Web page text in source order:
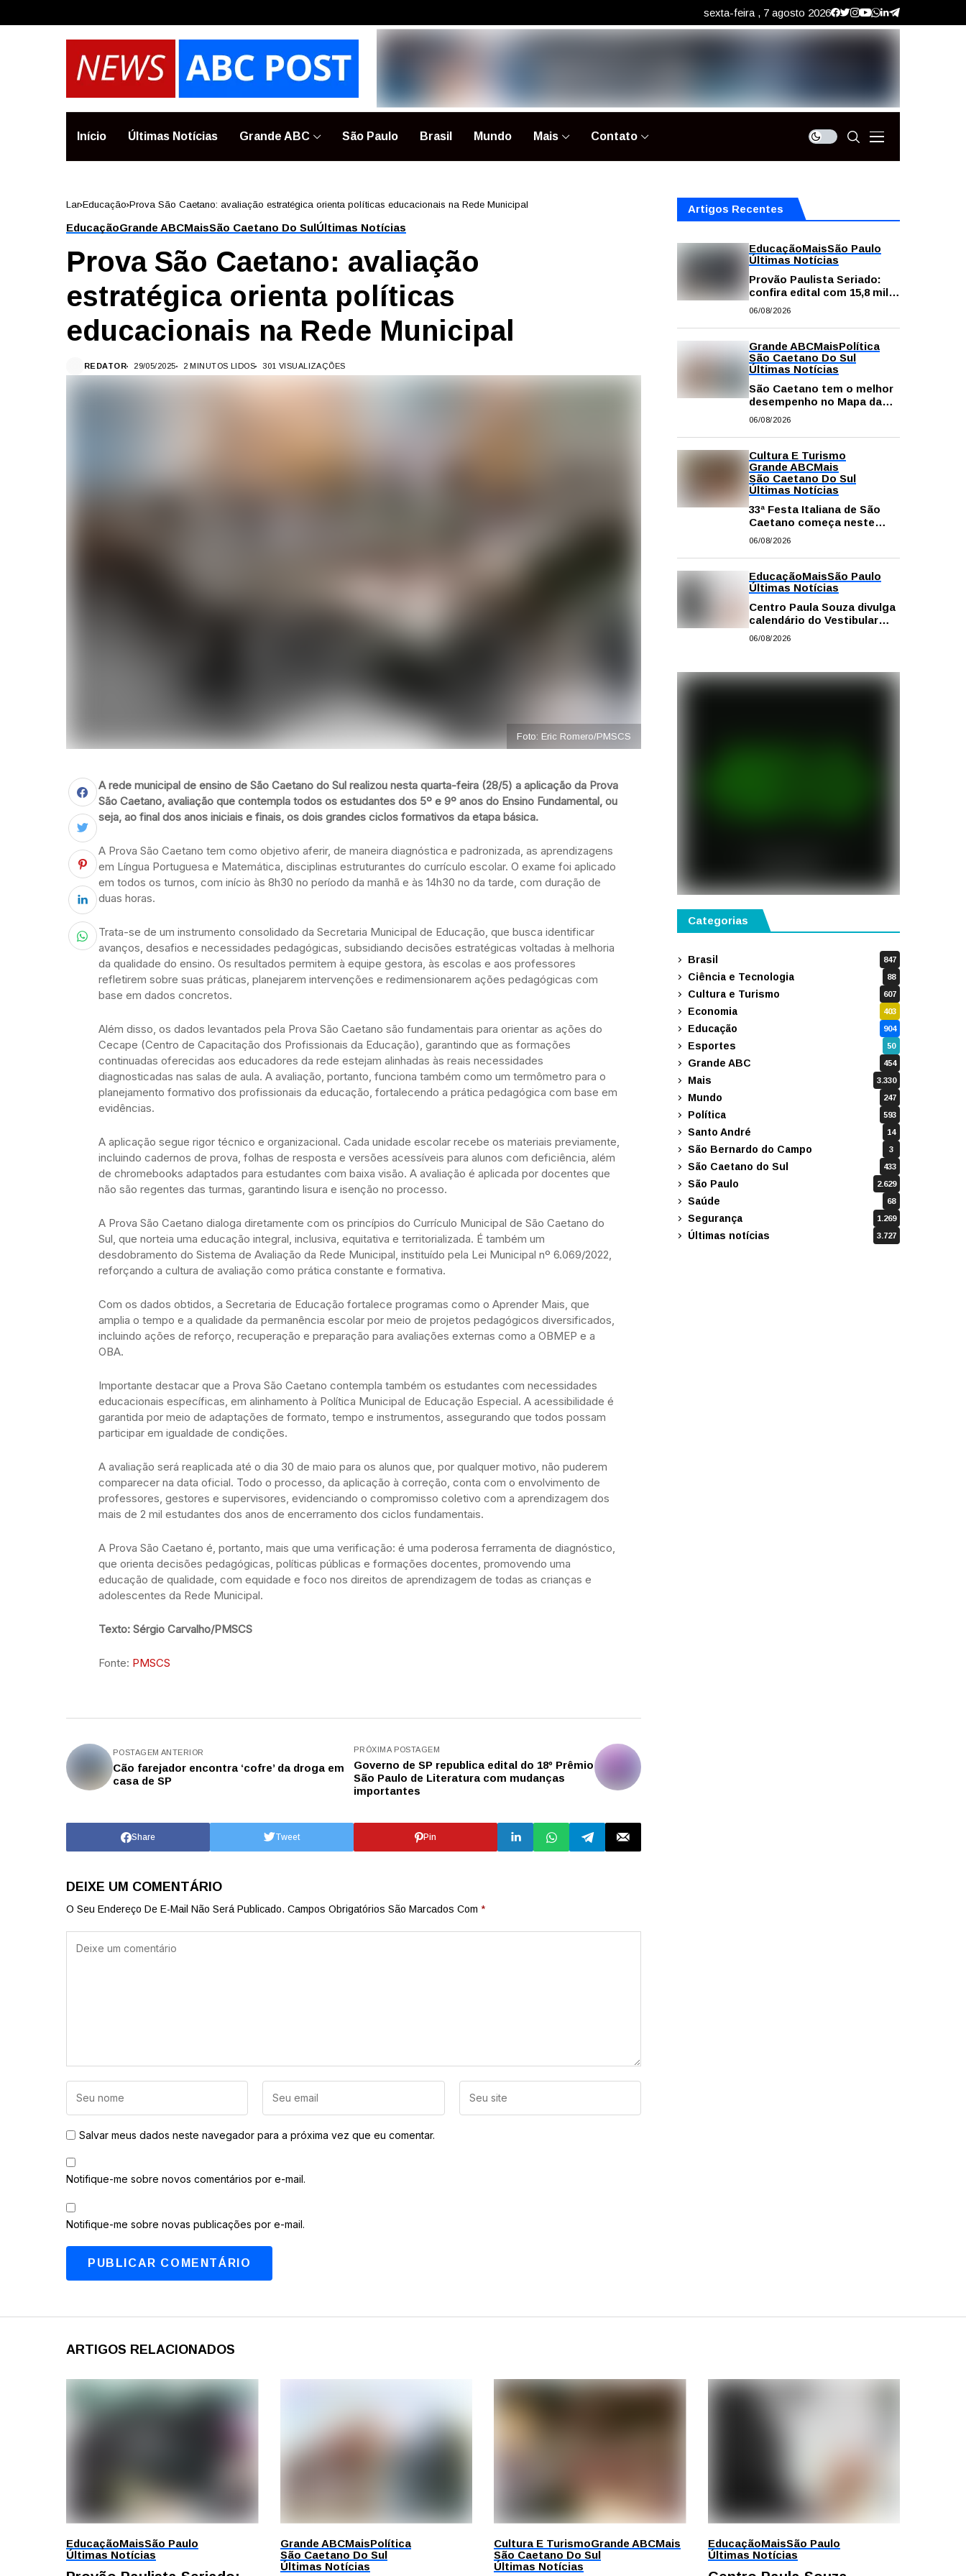
sexta-feira , 7 agosto 2026
Início Últimas Notícias Grande ABC São Paulo Brasil Mundo Mais Contato
Lar Educação Prova São Caetano: avaliação estratégica orienta políticas educacionais na Rede Municipal
EducaçãoGrande ABCMaisSão Caetano Do SulÚltimas Notícias
Prova São Caetano: avaliação
estratégica orienta políticas
educacionais na Rede Municipal
REDATOR 29/05/2025 2 MINUTOS LIDOS 301 VISUALIZAÇÕES
Foto: Eric Romero/PMSCS
A rede municipal de ensino de São Caetano do Sul realizou nesta quarta-feira (28/5) a aplicação da Prova
São Caetano, avaliação que contempla todos os estudantes dos 5º e 9º anos do Ensino Fundamental, ou
seja, ao final dos anos iniciais e finais, os dois grandes ciclos formativos da etapa básica.
A Prova São Caetano tem como objetivo aferir, de maneira diagnóstica e padronizada, as aprendizagens
em Língua Portuguesa e Matemática, disciplinas estruturantes do currículo escolar. O exame foi aplicado
em todos os turnos, com início às 8h30 no período da manhã e às 14h30 no da tarde, com duração de
duas horas.
Trata-se de um instrumento consolidado da Secretaria Municipal de Educação, que busca identificar
avanços, desafios e necessidades pedagógicas, subsidiando decisões estratégicas voltadas à melhoria
da qualidade do ensino. Os resultados permitem à equipe gestora, às escolas e aos professores
refletirem sobre suas práticas, planejarem intervenções e redimensionarem ações pedagógicas com
base em dados concretos.
Além disso, os dados levantados pela Prova São Caetano são fundamentais para orientar as ações do
Cecape (Centro de Capacitação dos Profissionais da Educação), garantindo que as formações
continuadas oferecidas aos educadores da rede estejam alinhadas às reais necessidades
diagnosticadas nas salas de aula. A avaliação, portanto, funciona também como um termômetro para o
planejamento formativo dos profissionais da educação, fortalecendo a prática pedagógica com base em
evidências.
A aplicação segue rigor técnico e organizacional. Cada unidade escolar recebe os materiais previamente,
incluindo cadernos de prova, folhas de resposta e versões acessíveis para alunos com deficiência, além
de chromebooks adaptados para estudantes com baixa visão. A avaliação é aplicada por docentes que
não são regentes das turmas, garantindo lisura e isenção no processo.
A Prova São Caetano dialoga diretamente com os princípios do Currículo Municipal de São Caetano do
Sul, que norteia uma educação integral, inclusiva, equitativa e territorializada. É também um
desdobramento do Sistema de Avaliação da Rede Municipal, instituído pela Lei Municipal nº 6.069/2022,
reforçando a cultura de avaliação como prática constante e formativa.
Com os dados obtidos, a Secretaria de Educação fortalece programas como o Aprender Mais, que
amplia o tempo e a qualidade da permanência escolar por meio de projetos pedagógicos diversificados,
incluindo ações de reforço, recuperação e preparação para avaliações externas como a OBMEP e a
OBA.
Importante destacar que a Prova São Caetano contempla também os estudantes com necessidades
educacionais específicas, em alinhamento à Política Municipal de Educação Especial. A acessibilidade é
garantida por meio de adaptações de formato, tempo e instrumentos, assegurando que todos possam
participar em igualdade de condições.
A avaliação será reaplicada até o dia 30 de maio para os alunos que, por qualquer motivo, não puderem
comparecer na data oficial. Todo o processo, da aplicação à correção, conta com o envolvimento de
professores, gestores e supervisores, evidenciando o compromisso coletivo com a aprendizagem dos
mais de 2 mil estudantes dos anos de encerramento dos ciclos fundamentais.
A Prova São Caetano é, portanto, mais que uma verificação: é uma poderosa ferramenta de diagnóstico,
que orienta decisões pedagógicas, políticas públicas e formações docentes, promovendo uma
educação de qualidade, com equidade e foco nos direitos de aprendizagem de todas as crianças e
adolescentes da Rede Municipal.
Texto: Sérgio Carvalho/PMSCS
Fonte: PMSCS
POSTAGEM ANTERIOR
Cão farejador encontra ‘cofre’ da droga em
casa de SP
PRÓXIMA POSTAGEM
Governo de SP republica edital do 18º Prêmio
São Paulo de Literatura com mudanças
importantes
Share Tweet Pin
DEIXE UM COMENTÁRIO
O Seu Endereço De E-Mail Não Será Publicado. Campos Obrigatórios São Marcados Com *
Salvar meus dados neste navegador para a próxima vez que eu comentar.
Notifique-me sobre novos comentários por e-mail.
Notifique-me sobre novas publicações por e-mail.
Artigos Recentes
EducaçãoMaisSão Paulo
Últimas Notícias
Provão Paulista Seriado:
confira edital com 15,8 mil
vagas para ensino superior
06/08/2026
Grande ABCMaisPolítica
São Caetano Do Sul
Últimas Notícias
São Caetano tem o melhor
desempenho no Mapa da
Desigualdade da Grande SP
06/08/2026
Cultura E Turismo
Grande ABCMais
São Caetano Do Sul
Últimas Notícias
33ª Festa Italiana de São
Caetano começa neste
sábado com mais barracas
e atrações
06/08/2026
EducaçãoMaisSão Paulo
Últimas Notícias
Centro Paula Souza divulga
calendário do Vestibular
das Fatecs para o primeiro
06/08/2026
Categorias
Brasil 847
Ciência e Tecnologia 88
Cultura e Turismo 607
Economia 403
Educação 904
Esportes 50
Grande ABC 454
Mais 3.330
Mundo 247
Política 593
Santo André 14
São Bernardo do Campo 3
São Caetano do Sul 433
São Paulo 2.629
Saúde 68
Segurança 1.269
Últimas notícias 3.727
ARTIGOS RELACIONADOS
EducaçãoMaisSão Paulo
Últimas Notícias
Grande ABCMaisPolítica
São Caetano Do Sul
Últimas Notícias
Cultura E TurismoGrande ABCMais
São Caetano Do Sul
Últimas Notícias
EducaçãoMaisSão Paulo
Últimas Notícias